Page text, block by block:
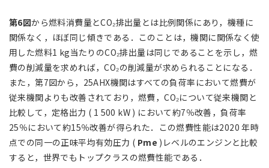
第6図から燃料消費量とCO₂排出量とは比例関係にあり，機種に
関係なく，ほぼ同じ傾きである．このことは，機関に関係なく使
用した燃料1 kg当たりのCO₂排出量は同じであることを示し，燃
費の削減量を求めれば，CO₂の削減量が求められることになる．
また，第7図から，25AHX機関はすべての負荷率において燃費が
従来機関よりも改善されており，燃費，CO₂について従来機関と
比較して，定格出力 ( 1 500 kW ) において約7％改善，負荷率
25％において約15％改善が得られた．この燃費性能は2020 年時
点での同一の正味平均有効圧力 ( Pme )レベルのエンジンと比較
すると，世界でもトップクラスの燃費性能である．